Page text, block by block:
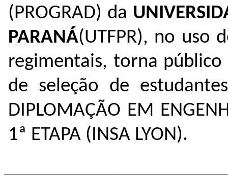
(PROGRAD) da
PARANÁ(UTFPR), no uso
regimentais, torna
de seleção de
DIPLOMAÇÃO EM
1ª ETAPA (INSA LYON).